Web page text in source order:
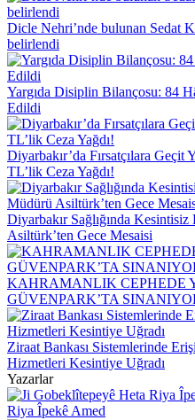
Dicle Nehri’nde bulunan Sedat
belirlendi
Yargıda Disiplin Bilançosu: 84
Edildi
Diyarbakır’da Fırsatçılara
TL’lik Ceza Yağdı!
Diyarbakır Sağlığında
Asiltürk’ten Gece Mesaisi
KAHRAMANLIK CEPHEDE
GÜVENPARK’TA
Ziraat Bankası Sistemlerinde
Hizmetleri Kesintiye Uğradı
Yazarlar
Riya Îpekê Amed